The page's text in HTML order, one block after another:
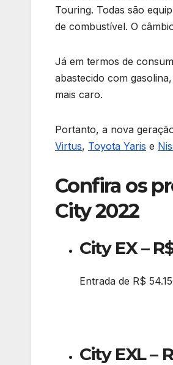
Touring. Todas são
de combustível. O
Já em termos de
abastecido com
mais caro.
Portanto, a nova
Virtus, Toyota Yaris e
Confira os
City 2022
City EX –
Entrada de R$
City EXL –